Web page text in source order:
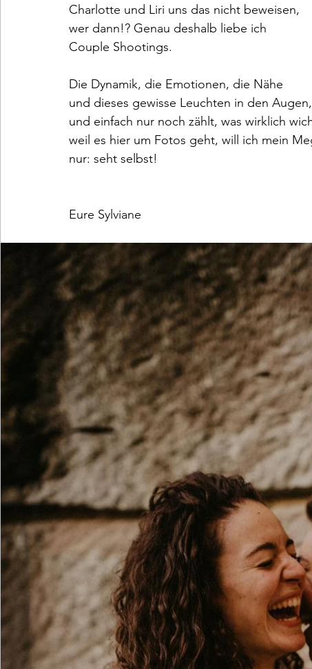
Charlotte und Liri uns das nicht beweisen,
wer dann!? Genau deshalb liebe ich
Couple Shootings.
Die Dynamik, die Emotionen, die Nähe
und dieses gewisse Leuchten in den
und einfach nur noch zählt, was wirklich
weil es hier um Fotos geht, will ich mein
nur: seht selbst!
Eure Sylviane